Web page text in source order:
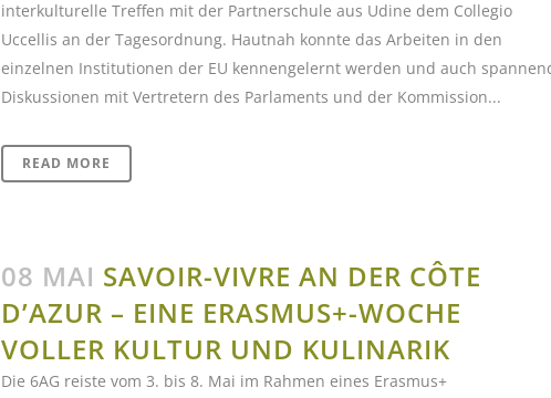
interkulturelle Treffen mit der Partnerschule aus Udine dem Collegio
Uccellis an der Tagesordnung. Hautnah konnte das Arbeiten in den
einzelnen Institutionen der EU kennengelernt werden und auch
Diskussionen mit Vertretern des Parlaments und der Kommission...
READ MORE
08 MAI SAVOIR-VIVRE AN DER CÔTE
D’AZUR – EINE ERASMUS+-WOCHE
VOLLER KULTUR UND KULINARIK
Die 6AG reiste vom 3. bis 8. Mai im Rahmen eines Erasmus+